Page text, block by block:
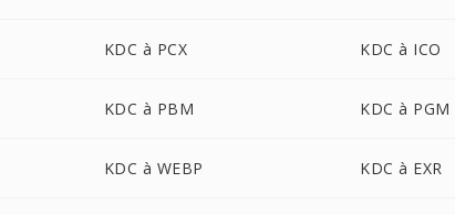
KDC à PCX KDC à ICO
KDC à PBM KDC à PGM
KDC à WEBP KDC à EXR